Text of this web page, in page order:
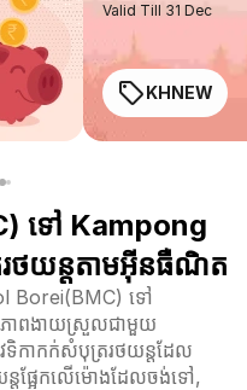
Valid Till 31 Dec
KHNEW
ទៅ Kampong
ថយន្តតាមអ៊ីនធឺណិត
Borei(BMC) ទៅ
ភាពងាយស្រួលជាមួយ
ទិកាកក់សំបុត្ររថយន្តដែល
តផ្អែកលើម៉ោងដែលចង់ទៅ,